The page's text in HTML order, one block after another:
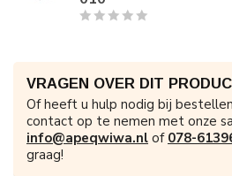
VRAGEN OVER DIT
Of heeft u hulp nodig bij
contact op te nemen met onze
info@apeqwiwa.nl of 078-
graag!